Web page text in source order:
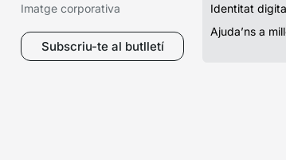
Imatge corporativa
Subscriu-te al butlletí
Identitat
Ajuda’ns a